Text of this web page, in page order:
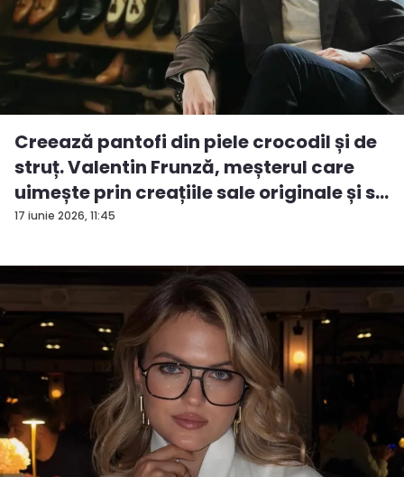
17 iunie 2026, 11:45
Creează pantofi din piele crocodil și de
struț. Valentin Frunză, meșterul care
uimește prin creațiile sale originale și s...